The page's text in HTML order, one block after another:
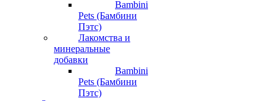
Bambini
Pets (Бамбини
Пэтс)
Лакомства и
минеральные
добавки
Bambini
Pets (Бамбини
Пэтс)